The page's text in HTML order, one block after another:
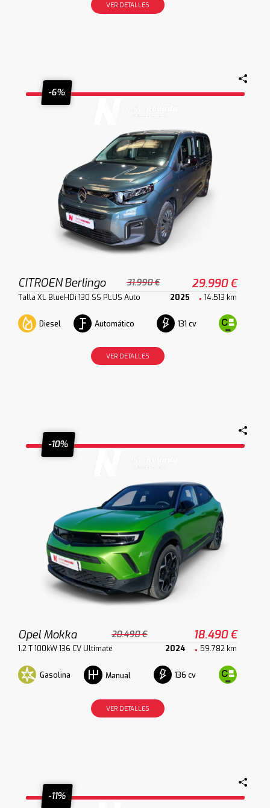
VER DETALLES
-6%
CITROEN Berlingo 31.990 € 29.990 €
Talla XL BlueHDi 130 SS PLUS Auto 2025 14.513 km
Diesel Automático 131 cv
VER DETALLES
-10%
Opel Mokka 20.490 € 18.490 €
1.2 T 100kW 136 CV Ultimate 2024 59.782 km
Gasolina Manual 136 cv
VER DETALLES
-11%